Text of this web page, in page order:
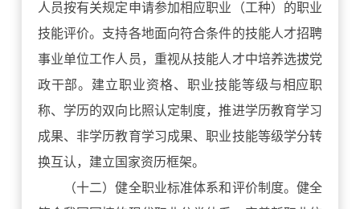
人员按有关规定申请参加相应职业（工种）的职业
技能评价。支持各地面向符合条件的技能人才招聘
事业单位工作人员，重视从技能人才中培养选拔党
政干部。建立职业资格、职业技能等级与相应职
称、学历的双向比照认定制度，推进学历教育学习
成果、非学历教育学习成果、职业技能等级学分转
换互认，建立国家资历框架。
（十二）健全职业标准体系和评价制度。健全